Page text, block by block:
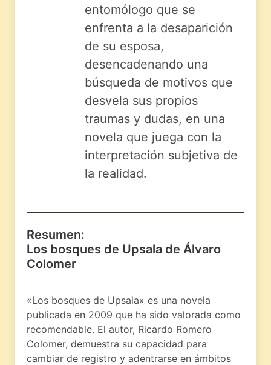
entomólogo que se
enfrenta a la desaparición
de su esposa,
desencadenando una
búsqueda de motivos que
desvela sus propios
traumas y dudas, en una
novela que juega con la
interpretación subjetiva de
la realidad.
Resumen:
Los bosques de Upsala de Álvaro
Colomer
«Los bosques de Upsala» es una novela
publicada en 2009 que ha sido valorada como
recomendable. El autor, Ricardo Romero
Colomer, demuestra su capacidad para
cambiar de registro y adentrarse en ámbitos